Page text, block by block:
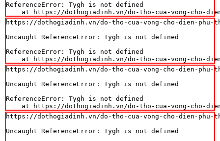
ReferenceError: Tygh is not defined
at https://dothogiadinh.vn/do-tho-cua-vong-cho-
https://dothogiadinh.vn/do-tho-cua-vong-cho-dien-phu-
Uncaught ReferenceError: Tygh is not defined
ReferenceError: Tygh is not defined
at https://dothogiadinh.vn/do-tho-cua-vong-cho-
https://dothogiadinh.vn/do-tho-cua-vong-cho-dien-phu-
Uncaught ReferenceError: Tygh is not defined
ReferenceError: Tygh is not defined
at https://dothogiadinh.vn/do-tho-cua-vong-cho-
https://dothogiadinh.vn/do-tho-cua-vong-cho-dien-phu-
Uncaught ReferenceError: Tygh is not defined